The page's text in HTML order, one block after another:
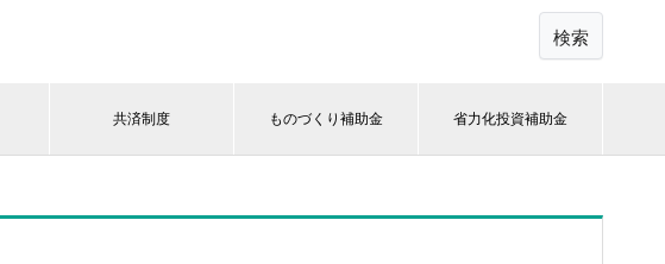
検索
共済制度 ものづくり補助金 省力化投資補助金